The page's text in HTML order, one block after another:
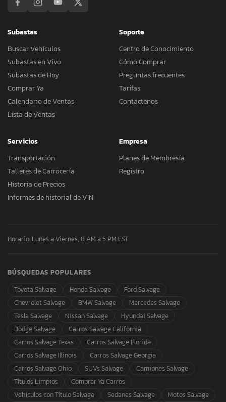
Subastas
Buscar Vehículos
Subastas en Vivo
Subastas de Hoy
Comprar Ya
Calendario de Ventas
Lista de Ventas
Soporte
Centro de Conocimiento
Cómo Comprar
Preguntas frecuentes
Tarifas
Contáctenos
Servicios
Transportación
Talleres de Carrocería
Historia de Precios
Informes de historial de VIN
Empresa
Planes de Membresía
Registro
Horario: Lunes a Viernes, 8 AM a 5 PM EST
BÚSQUEDAS POPULARES
Toyota Salvage
Honda Salvage
Ford Salvage
Chevrolet Salvage
BMW Salvage
Mercedes Salvage
Tesla Salvage
Nissan Salvage
Hyundai Salvage
Dodge Salvage
Carros Salvage California
Carros Salvage Texas
Carros Salvage Florida
Carros Salvage Illinois
Carros Salvage Georgia
Carros Salvage Ohio
SUVs Salvage
Camiones Salvage
Títulos Limpios
Comprar Ya Carros
Vehículos con Título Salvage
Sedanes Salvage Motos Salvage